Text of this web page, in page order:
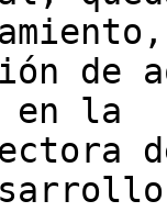
de
en la